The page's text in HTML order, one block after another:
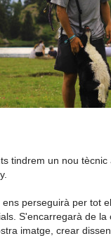
tindrem un nou
ens perseguirà per tot
S'encarregarà de
imatge, crear